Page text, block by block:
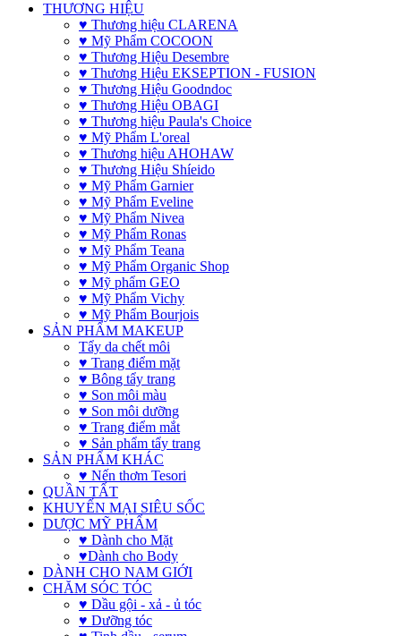
THƯƠNG HIỆU
♥ Thương hiệu CLARENA
♥ Mỹ Phẩm COCOON
♥ Thương Hiệu Desembre
♥ Thương Hiệu EKSEPTION - FUSION
♥ Thương Hiệu Goodndoc
♥ Thương Hiệu OBAGI
♥ Thương hiệu Paula's Choice
♥ Mỹ Phẩm L'oreal
♥ Thương hiệu AHOHAW
♥ Thương Hiệu Shíeido
♥ Mỹ Phẩm Garnier
♥ Mỹ Phẩm Eveline
♥ Mỹ Phẩm Nivea
♥ Mỹ Phẩm Ronas
♥ Mỹ Phẩm Teana
♥ Mỹ Phẩm Organic Shop
♥ Mỹ phẩm GEO
♥ Mỹ Phẩm Vichy
♥ Mỹ Phẩm Bourjois
SẢN PHẨM MAKEUP
Tẩy da chết môi
♥ Trang điểm mặt
♥ Bông tẩy trang
♥ Son môi màu
♥ Son môi dưỡng
♥ Trang điểm mắt
♥ Sản phẩm tẩy trang
SẢN PHẨM KHÁC
♥ Nến thơm Tesori
QUẦN TẤT
KHUYẾN MẠI SIÊU SỐC
DƯỢC MỸ PHẨM
♥ Dành cho Mặt
♥Dành cho Body
DÀNH CHO NAM GIỚI
CHĂM SÓC TÓC
♥ Dầu gội - xả - ủ tóc
♥ Dưỡng tóc